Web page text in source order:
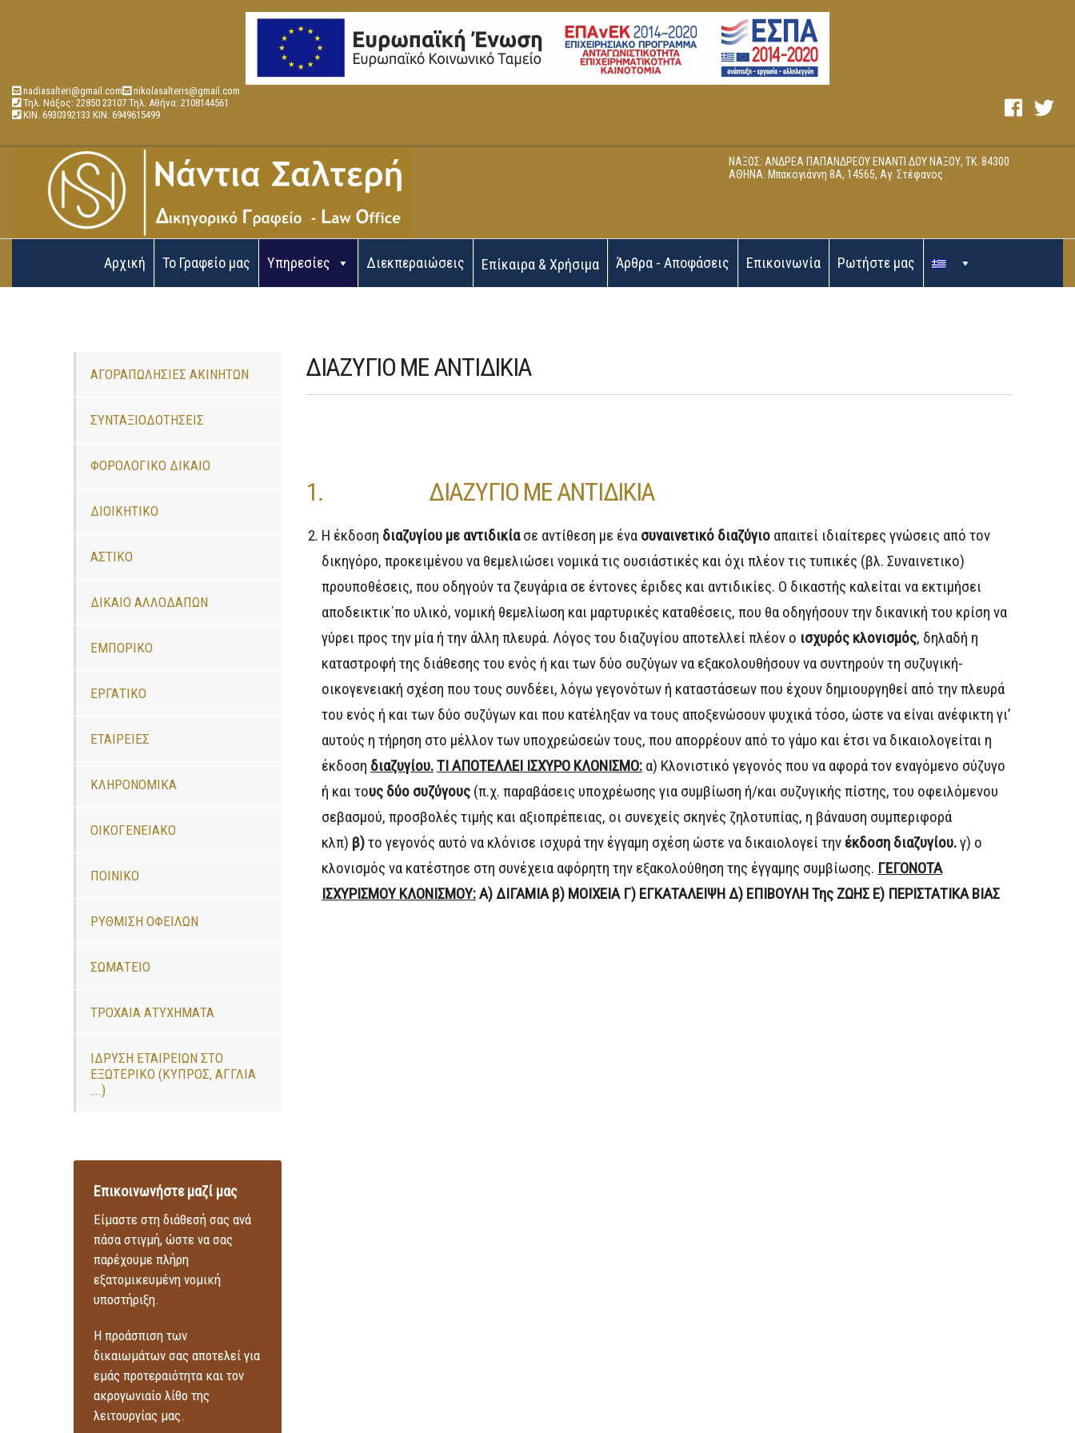
nadiasalteri@gmail.com
nikolasalteris@gmail.com
Τηλ. Νάξος: 22850 23107 Τηλ. Αθήνα: 2108144561
ΚΙΝ. 6930392133 ΚΙΝ. 6949615499
ΝΑΞΟΣ: ΑΝΔΡΕΑ ΠΑΠΑΝΔΡΕΟΥ ΕΝΑΝΤΙ ΔΟΥ ΝΑΞΟΥ, ΤΚ. 84300
ΑΘΗΝΑ: Μπακογιάννη 8Α, 14565, Αγ. Στέφανος
Αρχική Το Γραφείο μας Υπηρεσίες Διεκπεραιώσεις Επίκαιρα & Χρήσιμα Άρθρα - Αποφάσεις Επικοινωνία Ρωτήστε μας
ΔΙΑΖΥΓΙΟ ΜΕ ΑΝΤΙΔΙΚΙΑ
1. ΔΙΑΖΥΓΙΟ ΜΕ ΑΝΤΙΔΙΚΙΑ
Η έκδοση διαζυγίου με αντιδικίασε αντίθεση με ένα συναινετικό διαζύγιο απαιτεί ιδιαίτερες γνώσεις από τον
δικηγόρο, προκειμένου να θεμελιώσει νομικά τις ουσιάστικές και όχι πλέον τις τυπικές (βλ. Συναινετικο)
προυποθέσεις, που οδηγούν τα ζευγάρια σε έντονες έριδες και αντιδικίες. Ο δικαστής καλείται να εκτιμήσει
αποδεικτικ΄πο υλικό, νομική θεμελίωση και μαρτυρικές καταθέσεις, που θα οδηγήσουν την δικανική του κρίση να
γύρει προς την μία ή την άλλη πλευρά. Λόγος του διαζυγίου αποτελλεί πλέον ο ισχυρός κλονισμός, δηλαδή η
καταστροφή της διάθεσης του ενός ή και των δύο συζύγων να εξακολουθήσουν να συντηρούν τη συζυγική-
οικογενειακή σχέση που τους συνδέει, λόγω γεγονότων ή καταστάσεων που έχουν δημιουργηθεί από την πλευρά
του ενός ή και των δύο συζύγων και που κατέληξαν να τους αποξενώσουν ψυχικά τόσο, ώστε να είναι ανέφικτη γι’
αυτούς η τήρηση στο μέλλον των υποχρεώσεών τους, που απορρέουν από το γάμο και έτσι να δικαιολογείται η
έκδοση διαζυγίου.ΤΙ ΑΠΟΤΕΛΛΕΙ ΙΣΧΥΡΟ ΚΛΟΝΙΣΜΟ: α) Κλονιστικό γεγονός που να αφορά τον εναγόμενο σύζυγο
ή και τους δύο συζύγους (π.χ. παραβάσεις υποχρέωσης για συμβίωση ή/και συζυγικής πίστης, του οφειλόμενου
σεβασμού, προσβολές τιμής και αξιοπρέπειας, οι συνεχείς σκηνές ζηλοτυπίας, η βάναυση συμπεριφορά
κλπ) β)το γεγονός αυτό να κλόνισε ισχυρά την έγγαμη σχέση ώστε να δικαιολογεί την έκδοση διαζυγίου.γ) ο
κλονισμός να κατέστησε στη συνέχεια αφόρητη την εξακολούθηση της έγγαμης συμβίωσης. ΓΕΓΟΝΟΤΑ
ΙΣΧΥΡΙΣΜΟΥ ΚΛΟΝΙΣΜΟΥ:Α) ΔΙΓΑΜΙΑ β) ΜΟΙΧΕΙΑ Γ) ΕΓΚΑΤΑΛΕΙΨΗΔ) ΕΠΙΒΟΥΛΗ Της ΖΩΗΣ Ε) ΠΕΡΙΣΤΑΤΙΚΑ ΒΙΑΣ
ΑΓΟΡΑΠΩΛΗΣΙΕΣ ΑΚΙΝΗΤΩΝ
ΣΥΝΤΑΞΙΟΔΟΤΗΣΕΙΣ
ΦΟΡΟΛΟΓΙΚΟ ΔΙΚΑΙΟ
ΔΙΟΙΚΗΤΙΚΟ
ΑΣΤΙΚΟ
ΔΙΚΑΙΟ ΑΛΛΟΔΑΠΩΝ
ΕΜΠΟΡΙΚΟ
ΕΡΓΑΤΙΚΟ
ΕΤΑΙΡΕΙΕΣ
ΚΛΗΡΟΝΟΜΙΚΑ
ΟΙΚΟΓΕΝΕΙΑΚΟ
ΠΟΙΝΙΚΟ
ΡΥΘΜΙΣΗ ΟΦΕΙΛΩΝ
ΣΩΜΑΤΕΙΟ
ΤΡΟΧΑΙΑ ΑΤΥΧΗΜΑΤΑ
ΙΔΡΥΣΗ ΕΤΑΙΡΕΙΩΝ ΣΤΟ
ΕΞΩΤΕΡΙΚΟ (ΚΥΠΡΟΣ, ΑΓΓΛΙΑ
….)
Επικοινωνήστε μαζί μας
Είμαστε στη διάθεσή σας ανά
πάσα στιγμή, ώστε να σας
παρέχουμε πλήρη
εξατομικευμένη νομική
υποστήριξη.
Η προάσπιση των
δικαιωμάτων σας αποτελεί για
εμάς προτεραιότητα και τον
ακρογωνιαίο λίθο της
λειτουργίας μας.